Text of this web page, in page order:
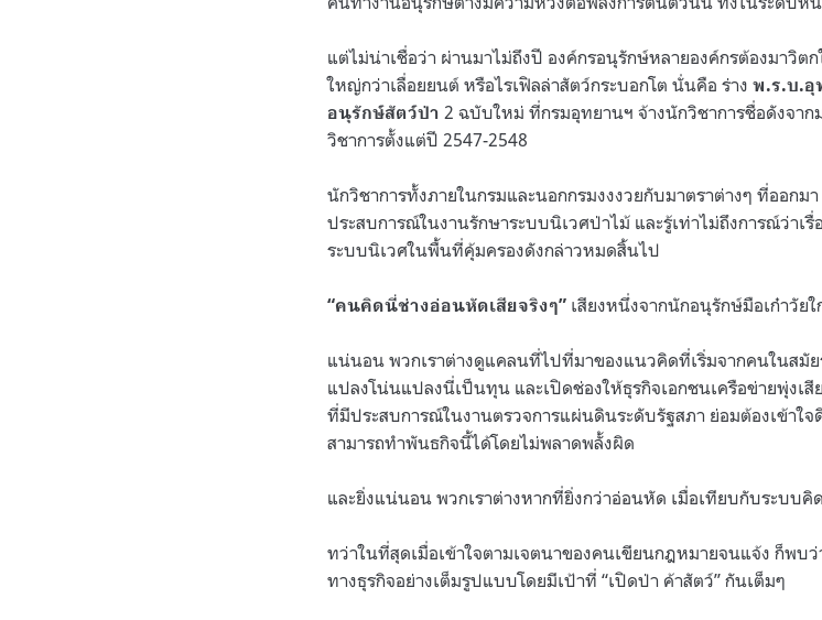
แต่ไม่น่าเชื่อว่า ผ่านมาไม่ถึงปี องค์กรอนุรักษ์หลายองค์กรต้องมาวิ
ใหญ่กว่าเลื่อยยนต์ หรือไรเฟิลล่าสัตว์กระบอกโต นั่นคือ ร่าง พ.ร.บ.อุ
อนุรักษ์สัตว์ป่า 2 ฉบับใหม่ ที่กรมอุทยานฯ จ้างนักวิชาการชื่อดังจาก
วิชาการตั้งแต่ปี 2547-2548
นักวิชาการทั้งภายในกรมและนอกกรมงงงวยกับมาตราต่างๆ ที่ออก
ประสบการณ์ในงานรักษาระบบนิเวศป่าไม้ และรู้เท่าไม่ถึงการณ์ว่าเ
ระบบนิเวศในพื้นที่คุ้มครองดังกล่าวหมดสิ้นไป
“คนคิดนี่ช่างอ่อนหัดเสียจริงๆ” เสียงหนึ่งจากนักอนุรักษ์มือเก๋าวั
แน่นอน พวกเราต่างดูแคลนที่ไปที่มาของแนวคิดที่เริ่มจากคนในส
แปลงโน่นแปลงนี่เป็นทุน และเปิดช่องให้ธุรกิจเอกชนเครือข่ายพุ่งเ
ที่มีประสบการณ์ในงานตรวจการแผ่นดินระดับรัฐสภา ย่อมต้องเข้าใ
สามารถทำพันธกิจนี้ได้โดยไม่พลาดพลั้งผิด
และยิ่งแน่นอน พวกเราต่างหากที่ยิ่งกว่าอ่อนหัด เมื่อเทียบกับระบ
ทว่าในที่สุดเมื่อเข้าใจตามเจตนาของคนเขียนกฎหมายจนแจ้ง ก็พบ
ทางธุรกิจอย่างเต็มรูปแบบโดยมีเป้าที่ “เปิดป่า ค้าสัตว์” กันเต็มๆ